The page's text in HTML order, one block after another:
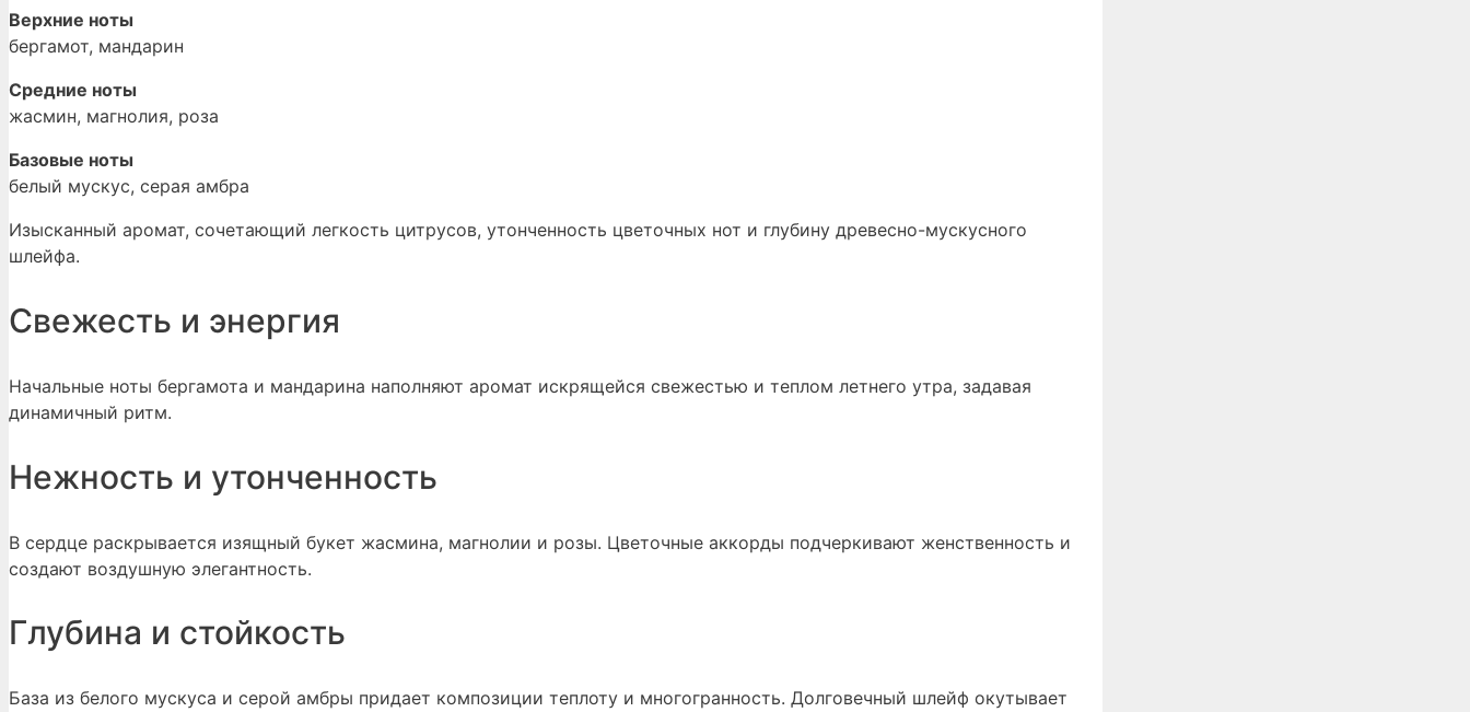
Верхние ноты
бергамот, мандарин
Средние ноты
жасмин, магнолия, роза
Базовые ноты
белый мускус, серая амбра
Изысканный аромат, сочетающий легкость цитрусов, утонченность цветочных нот и глубину древесно-мускусного
шлейфа.
Свежесть и энергия
Начальные ноты бергамота и мандарина наполняют аромат искрящейся свежестью и теплом летнего утра, задавая
динамичный ритм.
Нежность и утонченность
В сердце раскрывается изящный букет жасмина, магнолии и розы. Цветочные аккорды подчеркивают женственность и
создают воздушную элегантность.
Глубина и стойкость
База из белого мускуса и серой амбры придает композиции теплоту и многогранность. Долговечный шлейф окутывает